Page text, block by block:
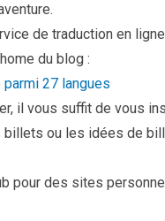
de traduction en
du blog :
27 langues
il vous suffit de vous
ou les idées de
pour des sites